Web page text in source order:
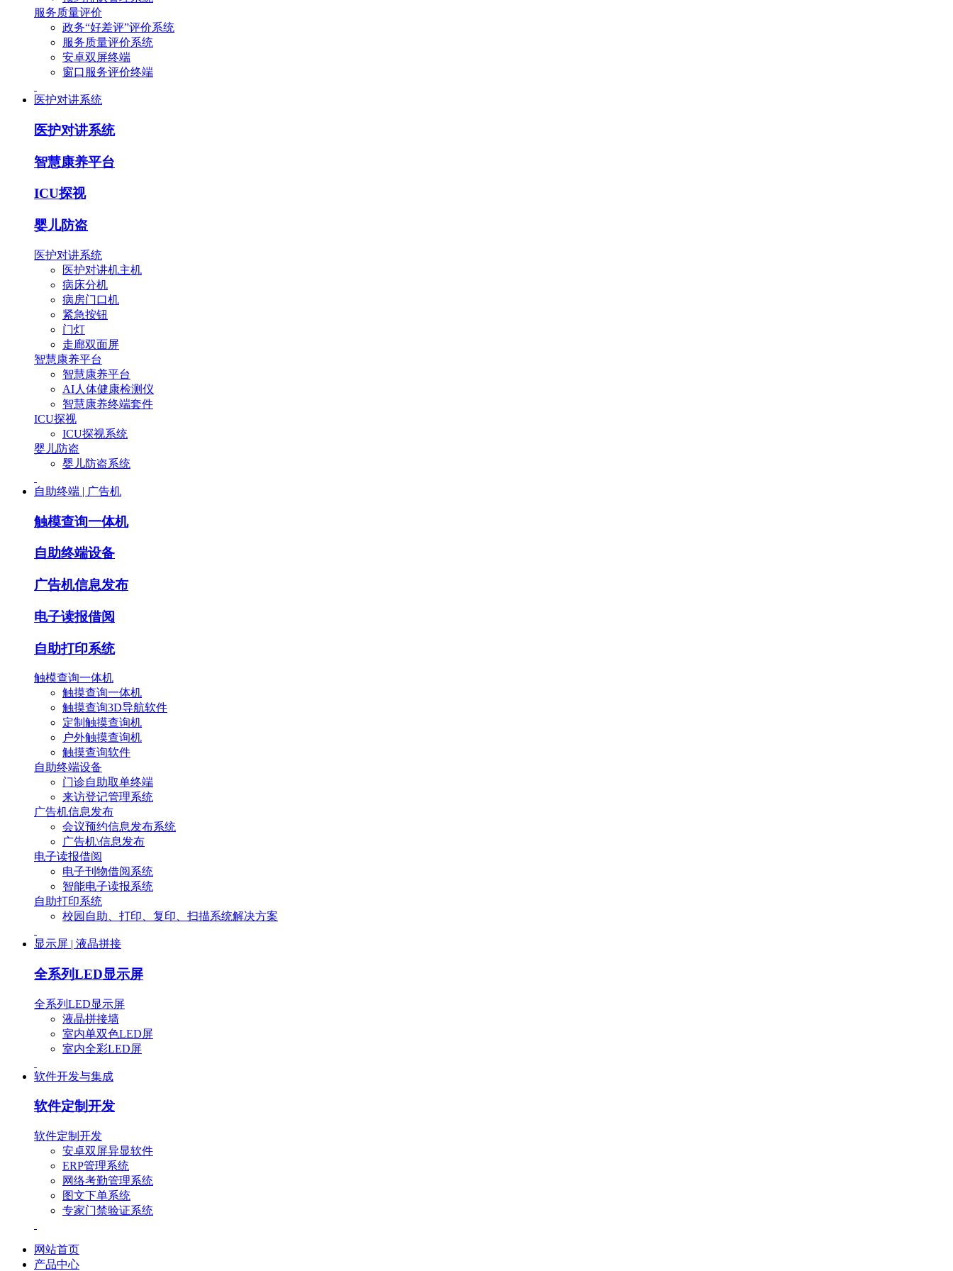
服务质量评价
政务“好差评”评价系统
服务质量评价系统
安卓双屏终端
窗口服务评价终端
医护对讲系统
医护对讲系统
智慧康养平台
ICU探视
婴儿防盗
医护对讲系统
医护对讲机主机
病床分机
病房门口机
紧急按钮
门灯
走廊双面屏
智慧康养平台
智慧康养平台
AI人体健康检测仪
智慧康养终端套件
ICU探视
ICU探视系统
婴儿防盗
婴儿防盗系统
自助终端 | 广告机
触模查询一体机
自助终端设备
广告机信息发布
电子读报借阅
自助打印系统
触模查询一体机
触摸查询一体机
触摸查询3D导航软件
定制触摸查询机
户外触摸查询机
触摸查询软件
自助终端设备
门诊自助取单终端
来访登记管理系统
广告机信息发布
会议预约信息发布系统
广告机\信息发布
电子读报借阅
电子刊物借阅系统
智能电子读报系统
自助打印系统
校园自助、打印、复印、扫描系统解决方案
显示屏 | 液晶拼接
全系列LED显示屏
全系列LED显示屏
液晶拼接墙
室内单双色LED屏
室内全彩LED屏
软件开发与集成
软件定制开发
软件定制开发
安卓双屏异显软件
ERP管理系统
网络考勤管理系统
图文下单系统
专家门禁验证系统
网站首页
产品中心